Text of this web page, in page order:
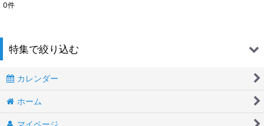
並び順:
0件
特集で絞り込む
BOX
ペン型
カレンダー
ホーム